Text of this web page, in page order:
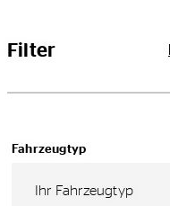
Filter
Fahrzeugtyp
Ihr Fahrzeugtyp